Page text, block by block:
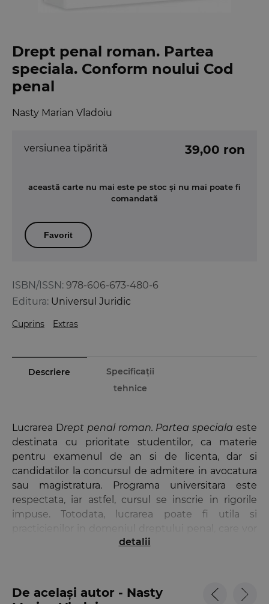
Drept penal roman. Partea
speciala. Conform noului Cod
penal
Nasty Marian Vladoiu
ISBN/ISSN: 978-606-673-480-6
Editura: Universul Juridic
Cuprins Extras
versiunea tipărită 39,00 ron
această carte nu mai este pe stoc și nu mai poate fi
comandată
Favorit
Descriere
Specificații
tehnice
Lucrarea Drept penal roman. Partea specialaeste
destinata cu prioritate studentilor, ca materie
pentru examenul de an si de licenta, dar si
candidatilor la concursul de admitere in avocatura
sau magistratura. Programa universitara este
respectata, iar astfel, cursul se inscrie in rigorile
impuse. Totodata, lucrarea poate fi utila si
gasi la finalul prezentarii sectiunea „Evoluta
procese se vor aplica ambele coduri, fiind punctate
astfel diferentele dintre cele doua reglementari.
detalii
De același autor - Nasty